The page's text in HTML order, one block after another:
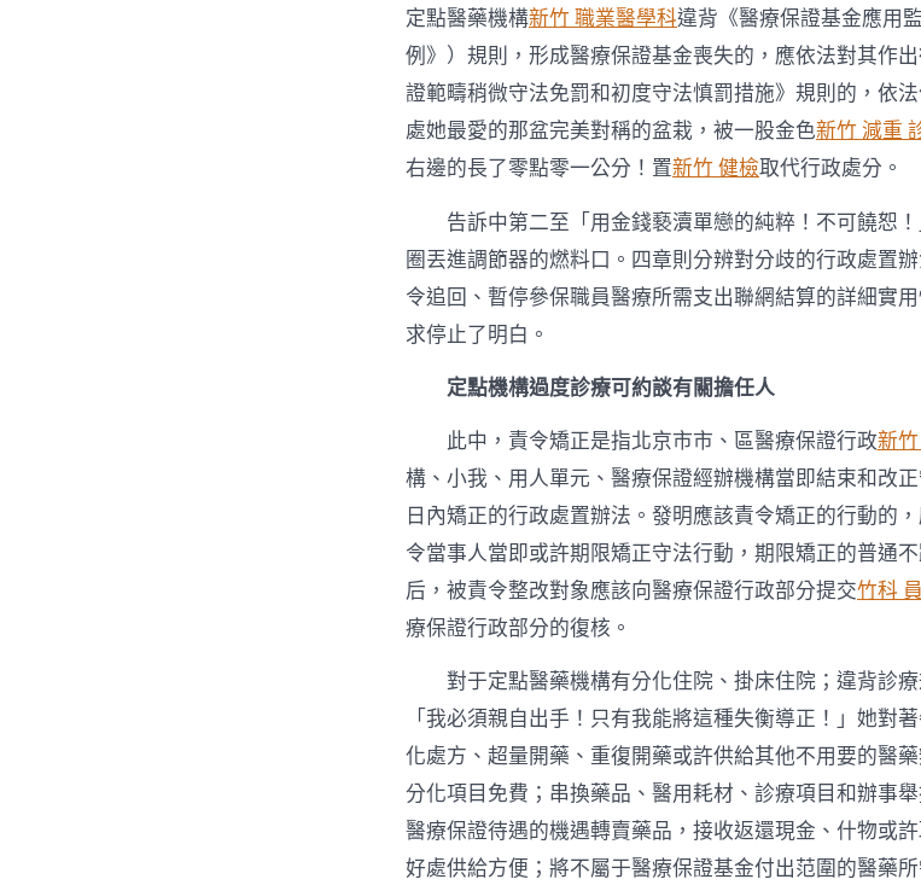
定點醫藥機構新竹 職業醫學科違背《醫療保證基金應用
例》）規則，形成醫療保證基金喪失的，應依法對其作
證範疇稍微守法免罰和初度守法慎罰措施》規則的，依
處她最愛的那盆完美對稱的盆栽，被一股金色新竹 減重
右邊的長了零點零一公分！置新竹 健檢取代行政處分。
告訴中第二至「用金錢褻瀆單戀的純粹！不可饒恕
圈丟進調節器的燃料口。四章則分辨對分歧的行政處置
令追回、暫停參保職員醫療所需支出聯網結算的詳細實
求停止了明白。
定點機構過度診療可約談有關擔任人
此中，責令矯正是指北京市市、區醫療保證行政新
構、小我、用人單元、醫療保證經辦機構當即結束和改
日內矯正的行政處置辦法。發明應該責令矯正的行動的
令當事人當即或許期限矯正守法行動，期限矯正的普通
后，被責令整改對象應該向醫療保證行政部分提交竹科
療保證行政部分的復核。
對于定點醫藥機構有分化住院、掛床住院；違背診
「我必須親自出手！只有我能將這種失衡導正！」她對
化處方、超量開藥、重復開藥或許供給其他不用要的醫
分化項目免費；串換藥品、醫用耗材、診療項目和辦事
醫療保證待遇的機遇轉賣藥品，接收返還現金、什物或
好處供給方便；將不屬于醫療保證基金付出范圍的醫藥